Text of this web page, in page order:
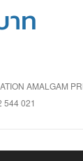
ท
AMALGAM
544 021